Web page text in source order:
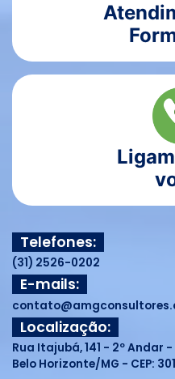
Telefones:
(31) 2526-0202
E-mails:
Localização:
Rua Itajubá, 141 - 2º Andar
Belo Horizonte/MG - CEP: